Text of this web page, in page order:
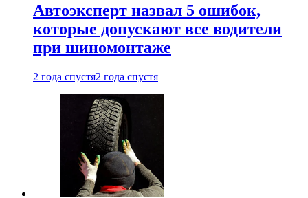
Автоэксперт назвал 5 ошибок,
которые допускают все водители
при шиномонтаже
2 года спустя2 года спустя